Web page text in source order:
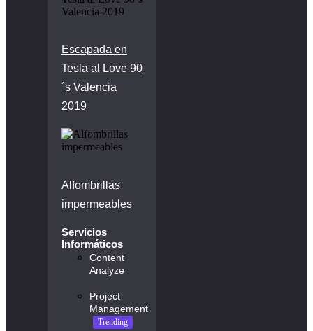
Escapada en
Tesla al Love 90
´s Valencia
2019
Alfombrillas
impermeables
Servicios
Informáticos
Content
Analyze
Project
Management
Trending